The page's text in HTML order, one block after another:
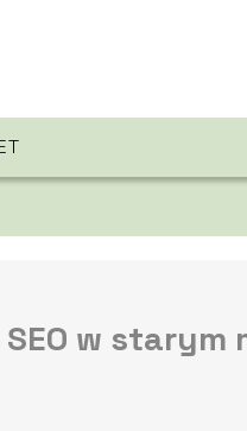
w starym